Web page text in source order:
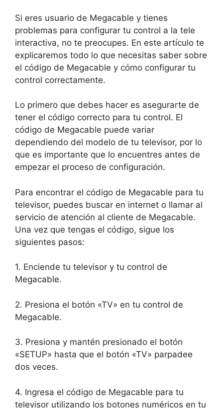
Si eres usuario de Megacable y tienes
problemas para configurar tu control a la tele
interactiva, no te preocupes. En este artículo te
explicaremos todo lo que necesitas saber sobre
el código de Megacable y cómo configurar tu
control correctamente.
Lo primero que debes hacer es asegurarte de
tener el código correcto para tu control. El
código de Megacable puede variar
dependiendo del modelo de tu televisor, por lo
que es importante que lo encuentres antes de
empezar el proceso de configuración.
Para encontrar el código de Megacable para tu
televisor, puedes buscar en internet o llamar al
servicio de atención al cliente de Megacable.
Una vez que tengas el código, sigue los
siguientes pasos:
1. Enciende tu televisor y tu control de
Megacable.
2. Presiona el botón «TV» en tu control de
Megacable.
3. Presiona y mantén presionado el botón
«SETUP» hasta que el botón «TV» parpadee
dos veces.
4. Ingresa el código de Megacable para tu
televisor utilizando los botones numéricos en tu